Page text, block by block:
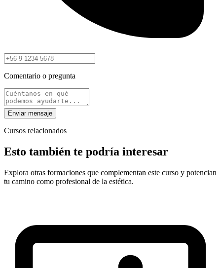
Comentario o pregunta
Enviar mensaje
Cursos relacionados
Esto también te podría interesar
Explora otras formaciones que complementan este curso y potencian
tu camino como profesional de la estética.